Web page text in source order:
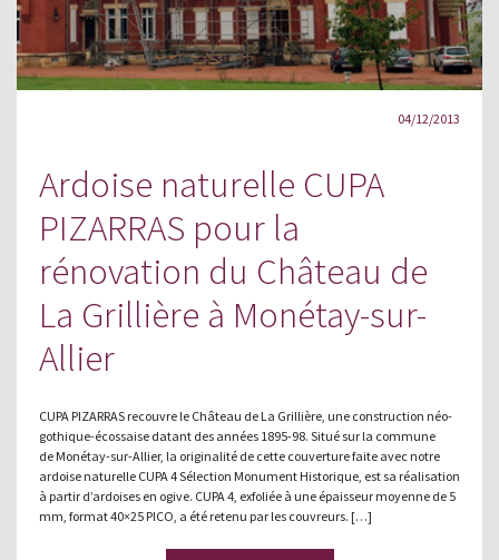
04/12/2013
Ardoise naturelle CUPA
PIZARRAS pour la
rénovation du Château de
La Grillière à Monétay-sur-
Allier
CUPA PIZARRAS recouvre le Château de La Grillière, une construction néo-
gothique-écossaise datant des années 1895-98. Situé sur la commune
de Monétay-sur-Allier, la originalité de cette couverture faite avec notre
ardoise naturelle CUPA 4 Sélection Monument Historique, est sa réalisation
à partir d’ardoises en ogive. CUPA 4, exfoliée à une épaisseur moyenne de 5
mm, format 40×25 PICO, a été retenu par les couvreurs. […]